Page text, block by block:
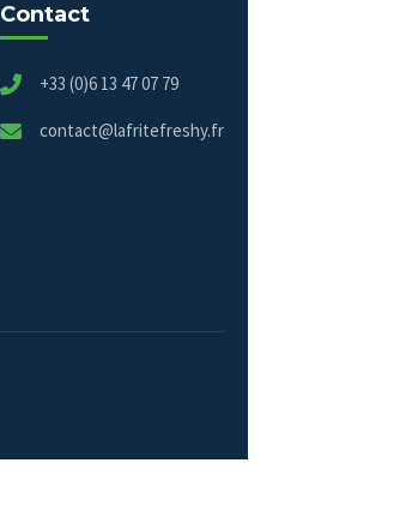
Contact
+33 (0)6 13 47 07 79
contact@lafritefreshy.fr